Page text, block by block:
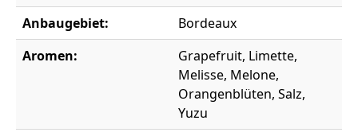
Anbaugebiet:
Bordeaux
Aromen:
Grapefruit, Limette,
Melisse, Melone,
Orangenblüten, Salz,
Yuzu